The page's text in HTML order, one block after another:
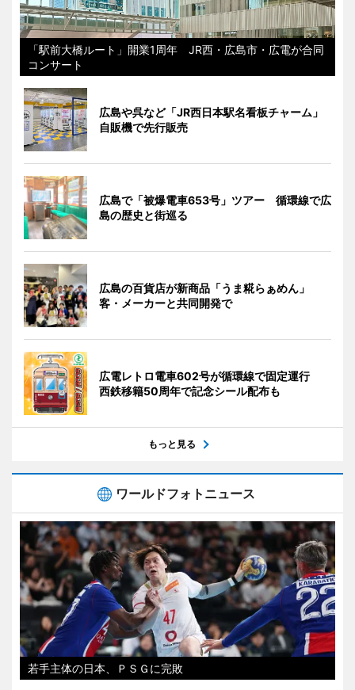
「駅前大橋ルート」開業1周年 JR西・広島市・広電が合同
コンサート
広島や呉など「JR西日本駅名看板チャーム」
自販機で先行販売
広島で「被爆電車653号」ツアー 循環線で広
島の歴史と街巡る
広島の百貨店が新商品「うま糀らぁめん」
客・メーカーと共同開発で
広電レトロ電車602号が循環線で固定運行
西鉄移籍50周年で記念シール配布も
もっと見る
ワールドフォトニュース
若手主体の日本、ＰＳＧに完敗